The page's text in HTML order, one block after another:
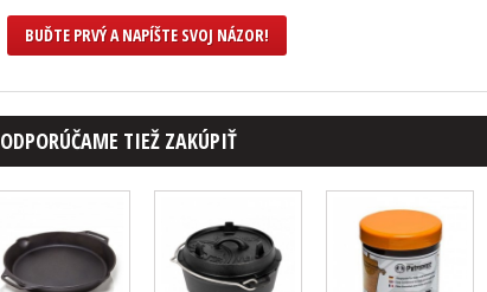
BUĎTE PRVÝ A NAPÍŠTE SVOJ NÁZOR!
ODPORÚČAME TIEŽ ZAKÚPIŤ